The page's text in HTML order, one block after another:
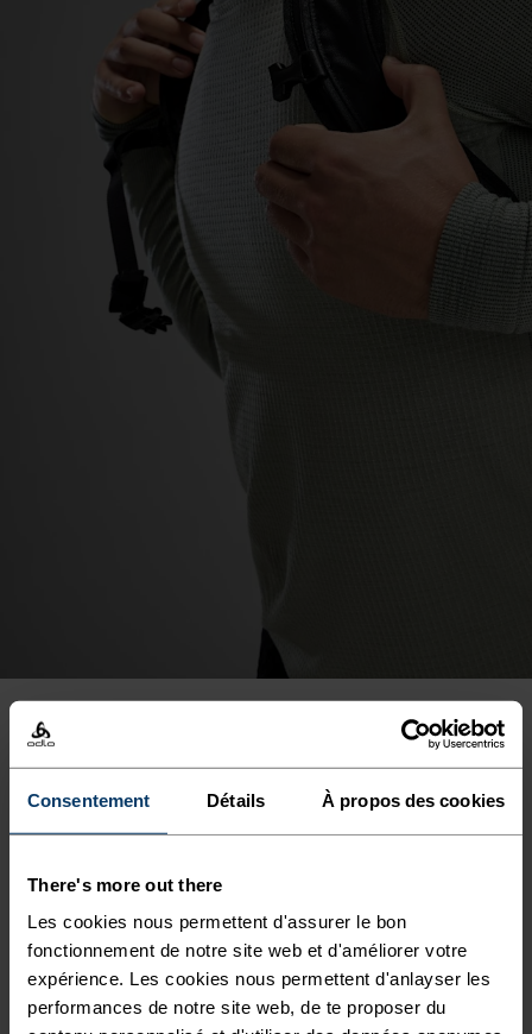
Consentement Détails À propos des cookies
There's more out there
Les cookies nous permettent d'assurer le bon
fonctionnement de notre site web et d'améliorer votre
expérience. Les cookies nous permettent d'anlayser les
performances de notre site web, de te proposer du
-20°
-25°
-30°
-20°
-25°
-30°
AVANTAGES DU PRODUIT